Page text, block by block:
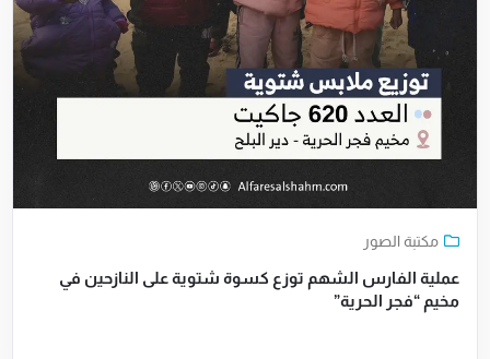
مكتبة الصور
عملية الفارس الشهم توزع كسوة شتوية على النازحين في
مخيم “فجر الحرية”